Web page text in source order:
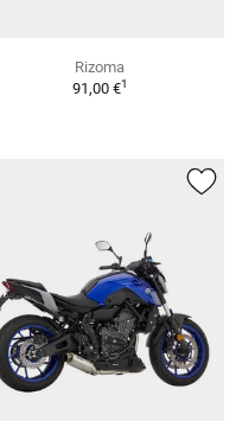
Rizoma
91,00 €1